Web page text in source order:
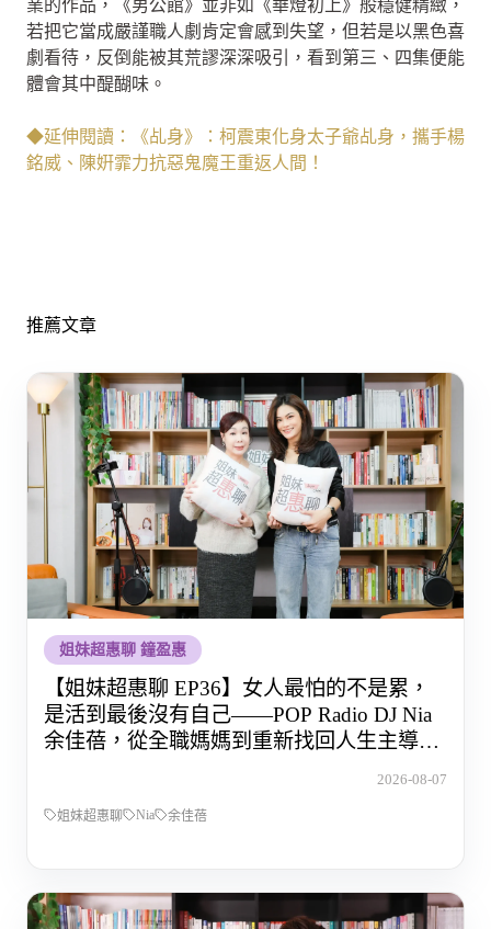
業的作品，《男公館》並非如《華燈初上》般穩健精緻，
若把它當成嚴謹職人劇肯定會感到失望，但若是以黑色喜
劇看待，反倒能被其荒謬深深吸引，看到第三、四集便能
體會其中醍醐味。
◆延伸閱讀：《乩身》：柯震東化身太子爺乩身，攜手楊
銘威、陳姸霏力抗惡鬼魔王重返人間！
推薦文章
姐妹超惠聊 鐘盈惠
【姐妹超惠聊 EP36】女人最怕的不是累，
是活到最後沒有自己——POP Radio DJ Nia
余佳蓓，從全職媽媽到重新找回人生主導權
2026-08-07
姐妹超惠聊 Nia 余佳蓓